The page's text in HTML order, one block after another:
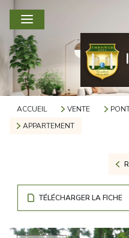
ACCUEIL VENTE
APPARTEMENT
TÉLÉCHARGER LA FICHE